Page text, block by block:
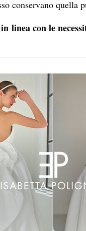
conservano quella
linea con le